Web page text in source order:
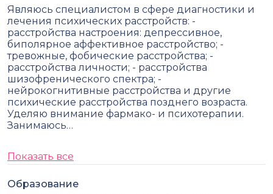
Являюсь специалистом в сфере диагностики и
лечения психических расстройств: -
расстройства настроения: депрессивное,
биполярное аффективное расстройство; -
тревожные, фобические расстройства; -
расстройства личности; - расстройства
шизофренического спектра; -
нейрокогнитивные расстройства и другие
психические расстройства позднего возраста.
Уделяю внимание фармако- и психотерапии.
Занимаюсь…
Показать все
Образование